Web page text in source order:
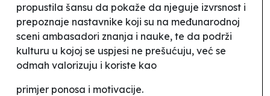
propustila šansu da pokaže da njeguje izvrsnost i
prepoznaje nastavnike koji su na međunarodnoj
sceni ambasadori znanja i nauke, te da podrži
kulturu u kojoj se uspjesi ne prešućuju, već se
odmah valorizuju i koriste kao
primjer ponosa i motivacije.